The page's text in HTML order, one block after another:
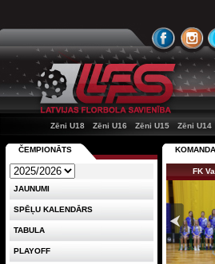
Zēni U18
Zēni U16 Zēni U15 Zēni U14
FK
ČEMPIONĀTS
JAUNUMI
SPĒĻU KALENDĀRS
TABULA
PLAYOFF